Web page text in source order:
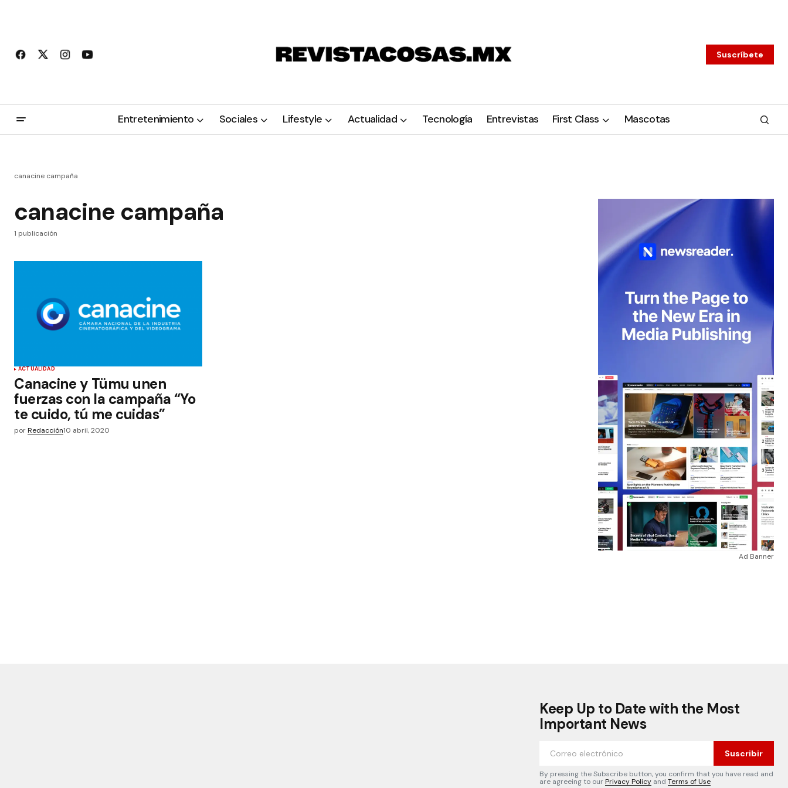
Suscríbete
Entretenimiento Sociales Lifestyle Actualidad Tecnología Entrevistas First Class Mascotas
canacine campaña
canacine campaña
1 publicación
ACTUALIDAD
Canacine y Tümu unen
fuerzas con la campaña “Yo
te cuido, tú me cuidas”
porRedacción10 abril, 2020
Ad Banner
Keep Up to Date with the Most
Important News
Suscribir
By pressing the Subscribe button, you confirm that you have read and
are agreeing to ourPrivacy Policy and Terms of Use